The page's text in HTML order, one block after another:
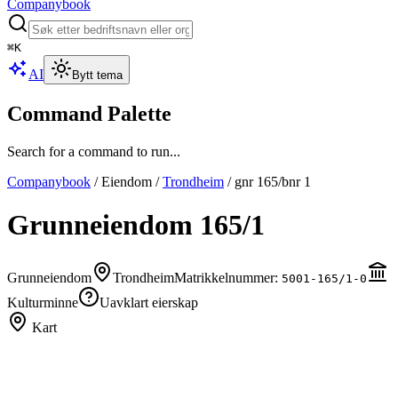
Companybook
⌘K
AI Bytt tema
Command Palette
Search for a command to run...
Companybook /Eiendom /Trondheim / gnr 165/bnr 1
Grunneiendom 165/1
Grunneiendom TrondheimMatrikkelnummer: 5001-165/1-0
Kulturminne
Uavklart eierskap
Kart